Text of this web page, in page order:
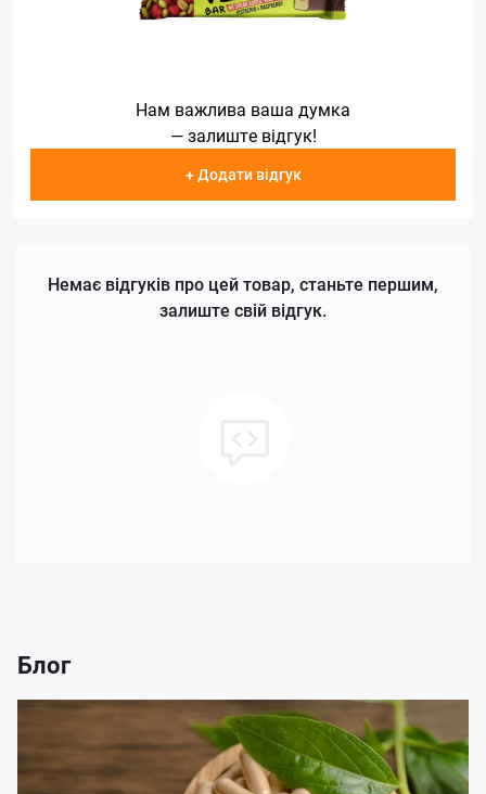
Нам важлива ваша думка
— залиште відгук!
+ Додати відгук
Немає відгуків про цей товар, станьте першим,
залиште свій відгук.
Блог